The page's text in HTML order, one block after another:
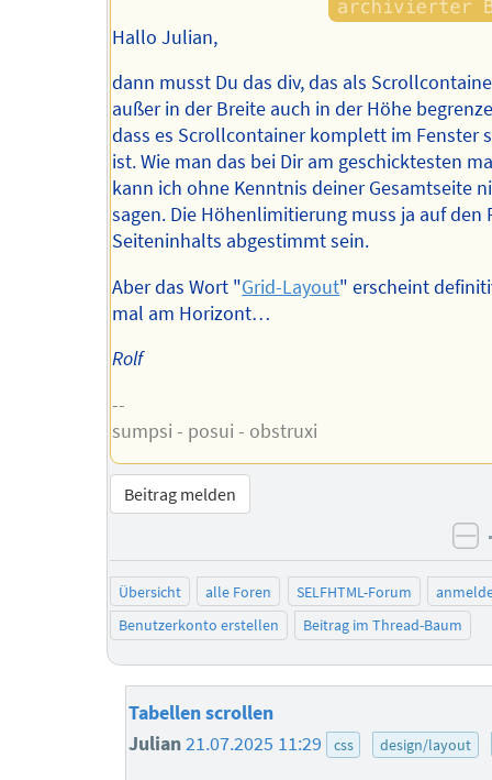
Hallo Julian,
dann musst Du das div, das als
außer in der Breite auch in der Höhe
dass es Scrollcontainer komplett im Fenster
ist. Wie man das bei Dir am geschicktesten
kann ich ohne Kenntnis deiner Gesamtseite
sagen. Die Höhenlimitierung muss ja auf den
Seiteninhalts abgestimmt sein.
Aber das Wort "Grid-Layout" erscheint
mal am Horizont…
Rolf
--
sumpsi - posui - obstruxi
Beitrag melden
Übersicht alle Foren SELFHTML-Forum
Benutzerkonto erstellen
Beitrag im Thread-Baum
Tabellen scrollen
Julian21.07.2025 11:29 css design/layout